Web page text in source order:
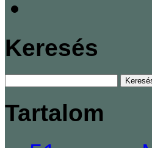
Keresés
Tartalom